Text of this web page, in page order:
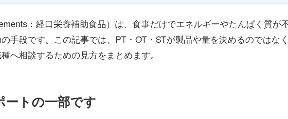
：経口栄養補助食品）は、食事だけでエネルギーやたんぱく質が
手段です。この記事では、PT・OT・STが製品や量を決めるのではな
へ相談するための見方をまとめます。
ートの一部です